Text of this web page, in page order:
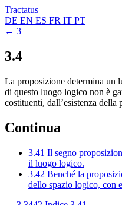
Tractatus
DE EN ES FR IT PT
← 3
3.4
La proposizione determina un
di questo luogo logico non è
costituenti, dall’esistenza della
Continua
3.41 Il segno
il luogo logico.
3.42 Benché la
dello spazio logico, con